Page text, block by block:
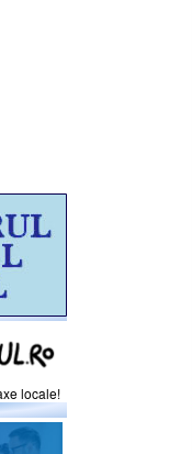
locale!